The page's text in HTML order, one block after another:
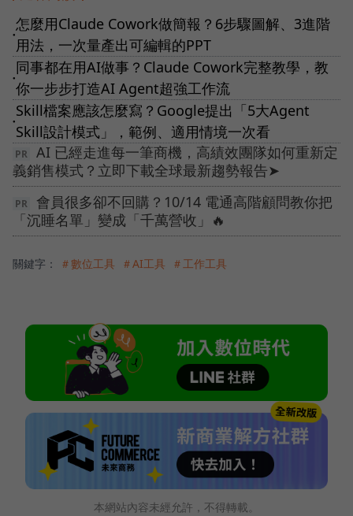
●
怎麼用Claude Cowork做簡報？6步驟圖解、3進階
用法，一次量產出可編輯的PPT
●
同事都在用AI做事？Claude Cowork完整教學，教
你一步步打造AI Agent超強工作流
●
‎Skill檔案應該怎麼寫？Google提出「5大Agent
Skill設計模式」，範例、適用情境一次看
AI 已經走進每一筆商機，高績效團隊如何重新定
義銷售模式？立即下載全球最新趨勢報告➤
會員很多卻不回購？10/14 電通高階顧問教你把
「沉睡名單」變成「千萬營收」🔥
關鍵字： ＃數位工具 ＃AI工具 ＃工作工具
本網站內容未經允許，不得轉載。